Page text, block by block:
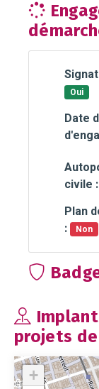
Oui
Date
civile :
Plan
:
Non
projets
+